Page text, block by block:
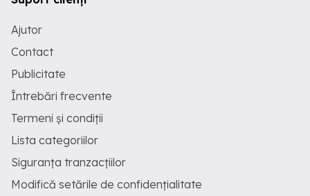
Ajutor
Contact
Publicitate
Întrebări frecvente
Termeni și condiții
Lista categoriilor
Siguranța tranzacțiilor
Modifică setările de confidențialitate